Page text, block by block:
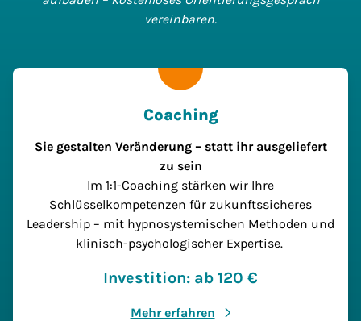
vereinbaren.
Coaching
Sie gestalten Veränderung – statt ihr ausgeliefert
zu sein
Im 1:1-Coaching stärken wir Ihre
Schlüsselkompetenzen für zukunftssicheres
Leadership – mit hypnosystemischen Methoden und
klinisch-psychologischer Expertise.
Investition: ab 120 €
Mehr erfahren